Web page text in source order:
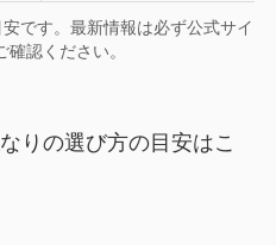
です。最新情報は必ず公式サイ
確認ください。
りの選び方の目安はこ